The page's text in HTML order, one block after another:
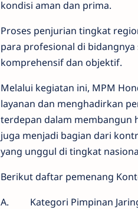
kondisi aman dan prima.
Proses penjurian tingkat
para profesional di
komprehensif dan objektif.
Melalui kegiatan ini, MPM
layanan dan menghadirkan
terdepan dalam membangun
juga menjadi bagian dari
yang unggul di tingkat
Berikut daftar pemenang
A.
Kategori Pimpinan